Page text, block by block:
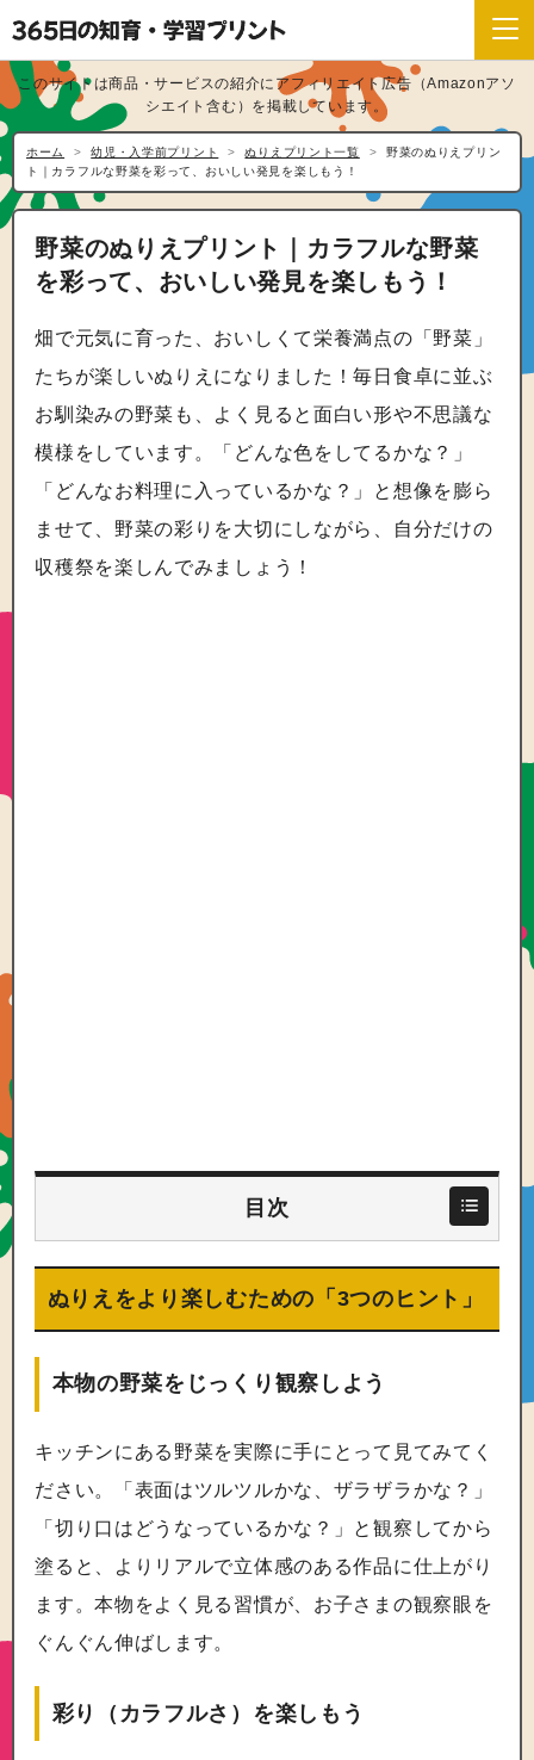
このサイトは商品・サービスの紹介にアフィリエイト広告（Amazonアソ
シエイト含む）を掲載しています。
ホーム 幼児・入学前プリント ぬりえプリント一覧
野菜のぬりえプリン
ト｜カラフルな野菜を彩って、おいしい発見を楽しもう！
野菜のぬりえプリント｜カラフルな野菜
を彩って、おいしい発見を楽しもう！
畑で元気に育った、おいしくて栄養満点の「野菜」
たちが楽しいぬりえになりました！毎日食卓に並ぶ
お馴染みの野菜も、よく見ると面白い形や不思議な
模様をしています。「どんな色をしてるかな？」
「どんなお料理に入っているかな？」と想像を膨ら
ませて、野菜の彩りを大切にしながら、自分だけの
収穫祭を楽しんでみましょう！
目次
ぬりえをより楽しむための「3つのヒント」
本物の野菜をじっくり観察しよう
キッチンにある野菜を実際に手にとって見てみてく
ださい。「表面はツルツルかな、ザラザラかな？」
「切り口はどうなっているかな？」と観察してから
塗ると、よりリアルで立体感のある作品に仕上がり
ます。本物をよく見る習慣が、お子さまの観察眼を
ぐんぐん伸ばします。
彩り（カラフルさ）を楽しもう